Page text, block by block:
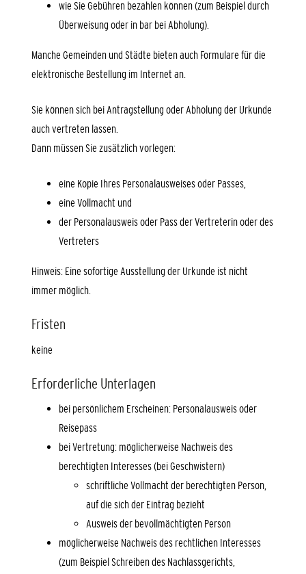
wie Sie Gebühren bezahlen können (zum Beispiel durch
Überweisung oder in bar bei Abholung).
Manche Gemeinden und Städte bieten auch Formulare für die
elektronische Bestellung im Internet an.
Sie können sich bei Antragstellung oder Abholung der Urkunde
auch vertreten lassen.
Dann müssen Sie zusätzlich vorlegen:
eine Kopie Ihres Personalausweises oder Passes,
eine Vollmacht und
der Personalausweis oder Pass der Vertreterin oder des
Vertreters
Hinweis: Eine sofortige Ausstellung der Urkunde ist nicht
immer möglich.
Fristen
keine
Erforderliche Unterlagen
bei persönlichem Erscheinen: Personalausweis oder
Reisepass
bei Vertretung: möglicherweise Nachweis des
berechtigten Interesses (bei Geschwistern)
schriftliche Vollmacht der berechtigten Person,
auf die sich der Eintrag bezieht
Ausweis der bevollmächtigten Person
möglicherweise Nachweis des rechtlichen Interesses
(zum Beispiel Schreiben des Nachlassgerichts,